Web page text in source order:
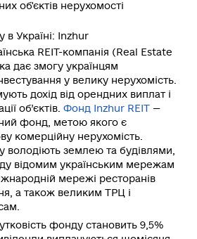
об'єктів нерухомості
Україні: Inzhur
RЕІТ-компанія (Real Estate
дає змогу українцям
у велику нерухомість.
дохід від орендних виплат і
об’єктів. Фонд Inzhur REIT —
фонд, метою якого є
комерційну нерухомість.
володіють землею та будівлями,
відомим українським мережам
мережі ресторанів
а також великим ТРЦ і
фонду становить 9,5%